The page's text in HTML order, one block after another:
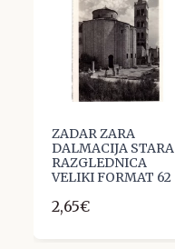
ZADAR ZARA
DALMACIJA STARA
RAZGLEDNICA
VELIKI FORMAT 62
2,65€